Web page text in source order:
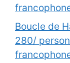
Boucle de
280/